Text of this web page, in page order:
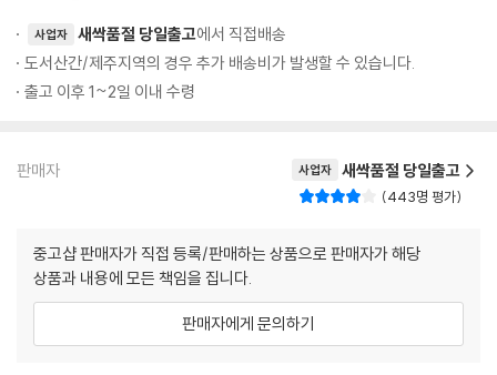
사업자 새싹품절 당일출고에서 직접배송
도서산간/제주지역의 경우 추가 배송비가 발생할 수 있습니다.
출고 이후 1~2일 이내 수령
판매자 사업자 새싹품절 당일출고
443명 평가
중고샵 판매자가 직접 등록/판매하는 상품으로 판매자가 해당
상품과 내용에 모든 책임을 집니다.
판매자에게 문의하기